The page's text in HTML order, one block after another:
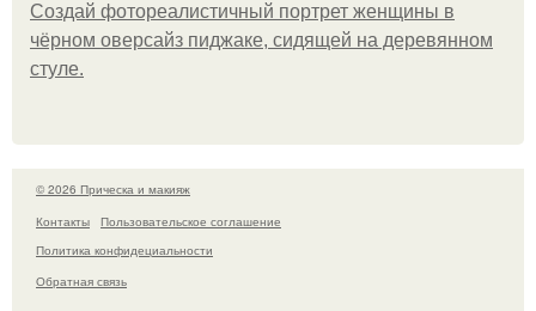
Создай фотореалистичный портрет женщины в
чёрном оверсайз пиджаке, сидящей на деревянном
стуле.
© 2026 Прическа и макияж
Контакты
Пользовательское соглашение
Политика конфидециальности
Обратная связь